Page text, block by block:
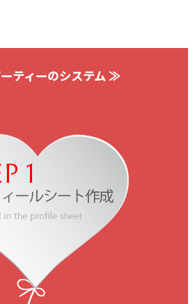
ティーのシステム ≫